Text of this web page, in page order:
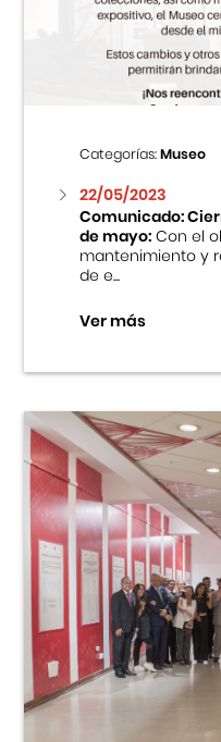
Centro Cultural
Museo de la
Fondo Editorial
Teatro Peruano
Categorías:Museo
22/05/2023
Comunicado:
de mayo:Con el
mantenimiento y
de e...
Ver más